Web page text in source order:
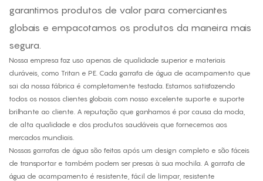
garantimos produtos de valor para comerciantes
globais e empacotamos os produtos da maneira mais
segura.
Nossa empresa faz uso apenas de qualidade superior e materiais
duráveis, como Tritan e PE. Cada garrafa de água de acampamento que
sai da nossa fábrica é completamente testada. Estamos satisfazendo
todos os nossos clientes globais com nosso excelente suporte e suporte
brilhante ao cliente. A reputação que ganhamos é por causa da moda,
de alta qualidade e dos produtos saudáveis ​​que fornecemos aos
mercados mundiais.
Nossas garrafas de água são feitas após um design completo e são fáceis
de transportar e também podem ser presas à sua mochila. A garrafa de
água de acampamento é resistente, fácil de limpar, resistente